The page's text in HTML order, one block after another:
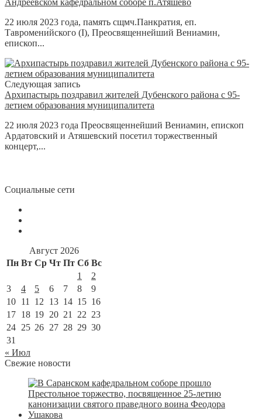
22 июля 2023 года, память сщмч.Панкратия, еп.
Тавромени́йского (I), Преосвященнейший Вениамин,
епископ...
Следующая запись
Архипастырь поздравил жителей Дубенского района с 95-
летием образования муниципалитета
22 июля 2023 года Преосвященнейший Вениамин, епископ
Ардатовский и Атяшевский посетил торжественный
концерт,...
Социальные сети
Август 2026
Пн Вт Ср Чт Пт Сб Вс
1
2
3
4 5 6 7 8
9
10 11 12 13 14 15 16
17 18 19 20 21 22 23
24 25 26 27 28 29 30
31
« Июл
Свежие новости